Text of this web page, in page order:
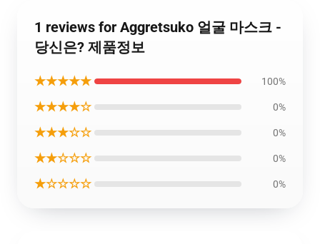
1 reviews for Aggretsuko 얼굴 마스크 -
당신은? 제품정보
★★★★★ 100%
★★★★☆ 0%
★★★☆☆ 0%
★★☆☆☆ 0%
★☆☆☆☆ 0%